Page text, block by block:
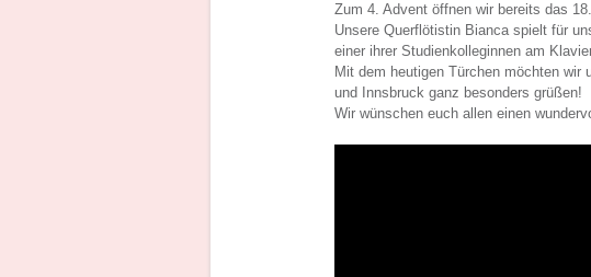
Zum 4. Advent öffnen wir bereits das
Unsere Querflötistin Bianca spielt für
einer ihrer Studienkolleginnen am
Mit dem heutigen Türchen möchten wir
und Innsbruck ganz besonders grüßen!
Wir wünschen euch allen einen